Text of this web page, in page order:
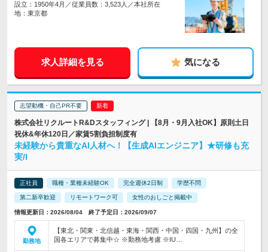
設立：1950年4月／従業員数：3,523人／本社所在
地：東京都
求人詳細を見る 気になる
志望動機・自己PR不要
株式会社リクルートR&Dスタッフィング | 【8月・9月入社OK】原則土日
祝休&年休120日／家賃5割負担制度有
未経験から貴重なAI人材へ！【生成AIエンジニア】★研修も充
実/l
正社員 職種・業種未経験OK 完全週休2日制 学歴不問
第二新卒歓迎 リモートワーク可 女性のおしごと掲載中
情報更新日：2026/08/04 終了予定日：2026/09/07
勤務地
【東北・関東・北信越・東海・関西・中国・四国・九州】の全
国各エリアで募集中☆ ※勤務地考慮 ※IU…